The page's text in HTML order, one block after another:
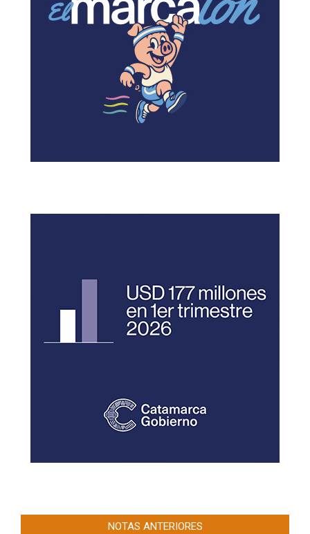
NOTAS ANTERIORES